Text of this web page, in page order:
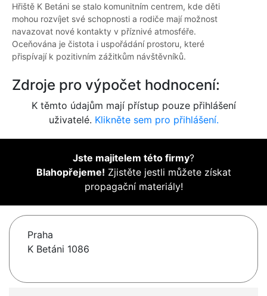
Hřiště K Betáni se stalo komunitním centrem, kde děti
mohou rozvíjet své schopnosti a rodiče mají možnost
navazovat nové kontakty v příznivé atmosféře.
Oceňována je čistota i uspořádání prostoru, které
přispívají k pozitivním zážitkům návštěvníků.
Zdroje pro výpočet hodnocení:
K těmto údajům mají přístup pouze přihlášení
uživatelé. Klikněte sem pro přihlášení.
Jste majitelem této firmy?
Blahopřejeme! Zjistěte jestli můžete získat
propagační materiály!
Praha
K Betáni 1086